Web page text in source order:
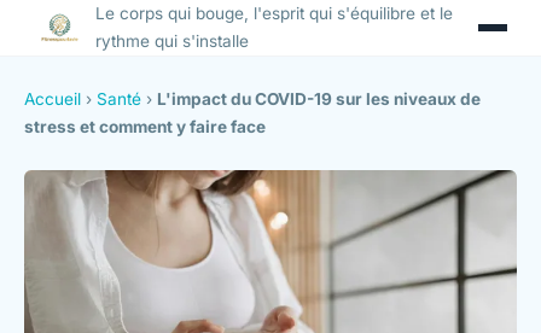
Le corps qui bouge, l'esprit qui s'équilibre et le
rythme qui s'installe
Accueil › Santé › L'impact du COVID-19 sur les niveaux de
stress et comment y faire face